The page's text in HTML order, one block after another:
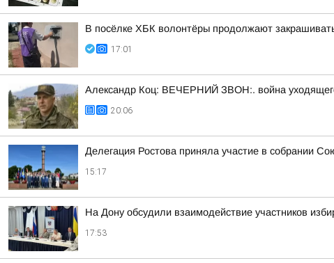
В посёлке ХБК волонтёры продолжают
17:01
Александр Коц: ВЕЧЕРНИЙ ЗВОН:. война
20:06
Делегация Ростова приняла участие в собрании
15:17
На Дону обсудили взаимодействие участников
17:53